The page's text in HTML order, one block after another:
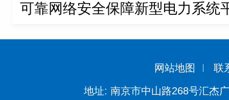
可靠网络安全保障新型电力系统
网站地图 联
地址: 南京市中山路268号汇杰